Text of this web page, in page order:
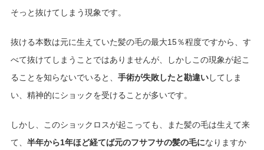
そっと抜けてしまう現象です。
抜ける本数は元に生えていた髪の毛の最大15％程度ですから、す
べて抜けてしまうことではありませんが、しかしこの現象が起こ
ることを知らないでいると、 手術が失敗したと勘違いしてしま
い、精神的にショックを受けることが多いです。
しかし、このショックロスが起こっても、また髪の毛は生えて来
て、 半年から1年ほど経てば元のフサフサの髪の毛になりますか